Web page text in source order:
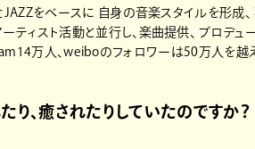
をベースに 自身の音楽スタイルを形成、
ティスト活動と並行し、楽曲提供、 プロデ
万人、weiboのフォロワーは50万人を越
、癒されたりしていたのですか？